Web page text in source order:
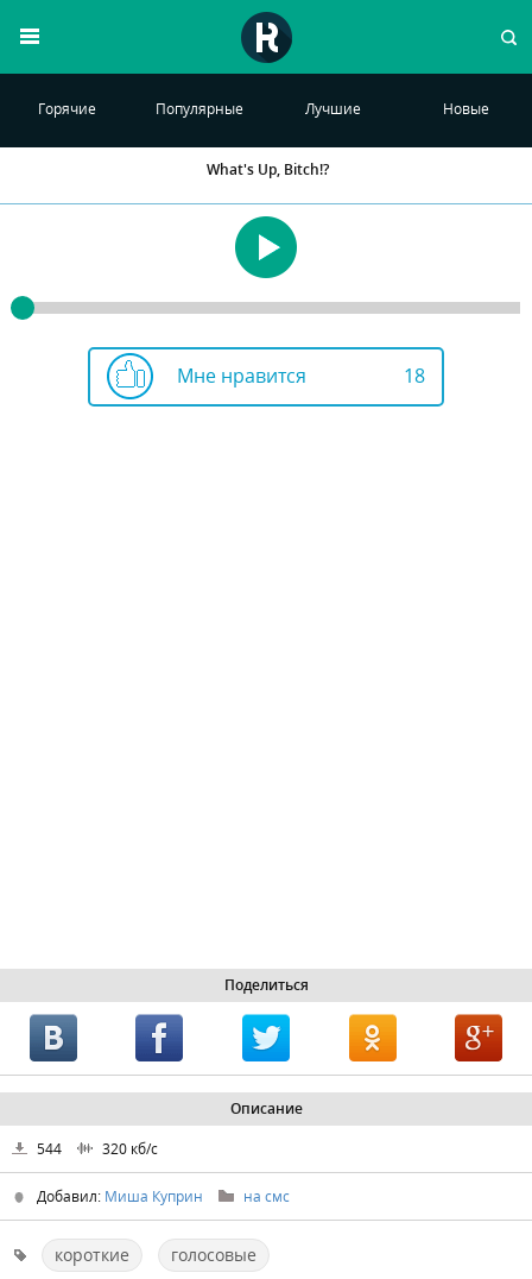
Горячие Популярные Лучшие Новые
What's Up, Bitch!?
Мне нравится 18
Поделиться
Описание
544
320 кб/с
Добавил: Миша Куприн на смс
короткие голосовые